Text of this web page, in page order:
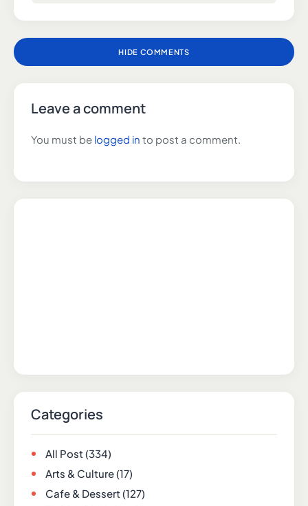
HIDE COMMENTS
Leave a comment
You must be logged in to post a comment.
Categories
All Post(334)
Arts & Culture(17)
Cafe & Dessert(127)